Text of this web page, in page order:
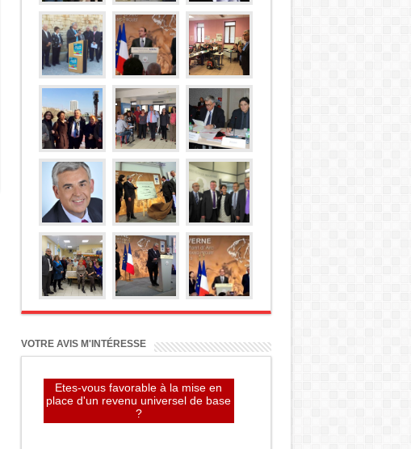
VOTRE AVIS M'INTÉRESSE
Etes-vous favorable à la mise en
place d'un revenu universel de base
?